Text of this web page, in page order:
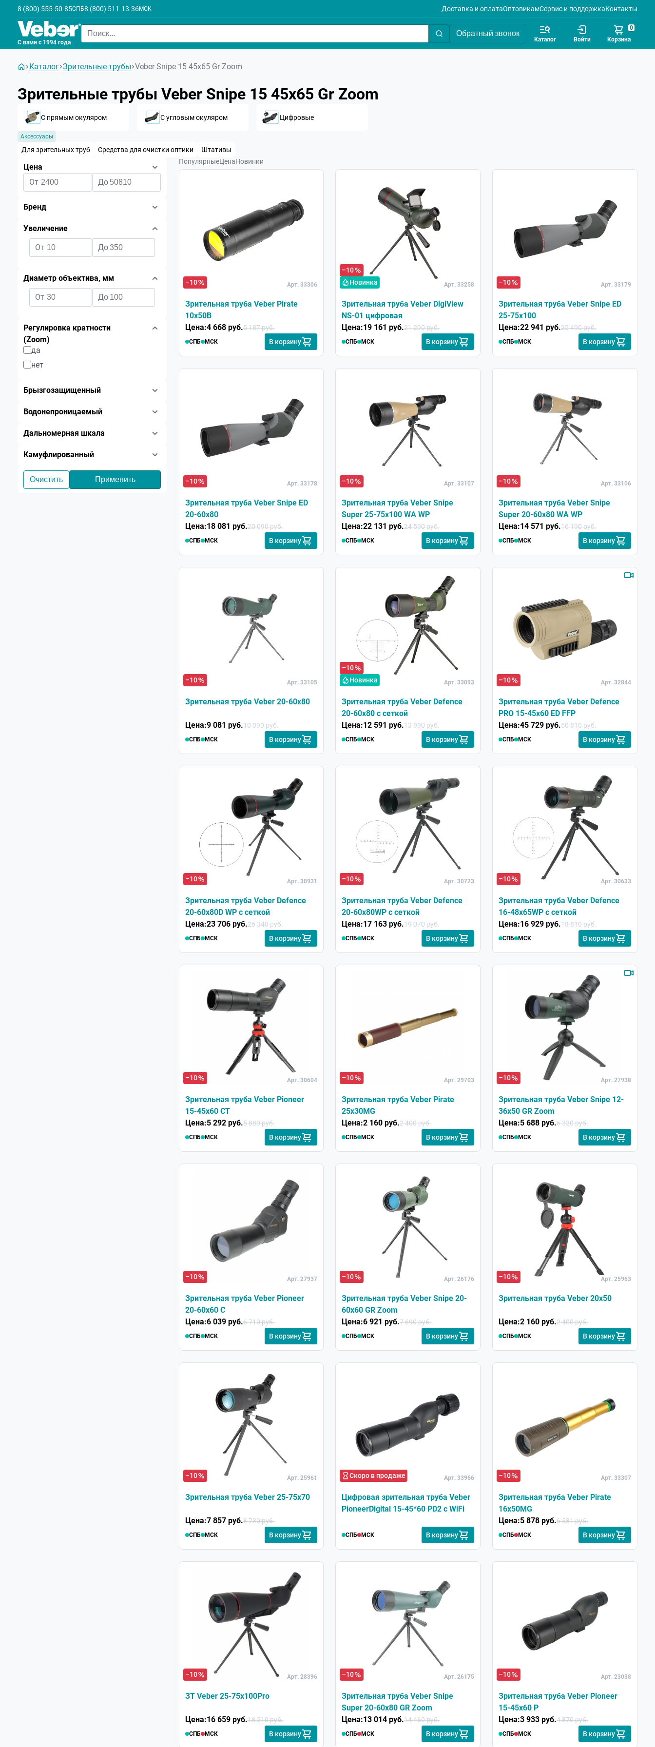
8 (800) 555-50-85СПБ8 (800) 511-13-36МСК Доставка и оплатаОптовикамСервис и поддержкаКонтакты
С вами с 1994 года
Обратный звонок
Каталог Войти Корзина
0
Каталог Зрительные трубы Veber Snipe 15 45x65 Gr Zoom
Зрительные трубы Veber Snipe 15 45x65 Gr Zoom
С прямым окуляром С угловым окуляром Цифровые
Аксессуары
Для зрительных труб Средства для очистки оптики Штативы
Цена
От
До
Бренд
Увеличение
От До
Диаметр объектива, мм
От До
Регулировка кратности
(Zoom)
да
нет
Брызгозащищенный
Водонепроницаемый
Дальномерная шкала
Камуфлированный
ПопулярныеЦенаНовинки
–10 Арт. 33306
Зрительная труба Veber Pirate
10х50B
Цена:4 668 руб.5 187 руб.
СПБ МСК В корзину
–10
Новинка
Арт. 33258
Зрительная труба Veber DigiView
NS-01 цифровая
Цена:19 161 руб.21 290 руб.
СПБ МСК В корзину
–10 Арт. 33179
Зрительная труба Veber Snipe ED
25-75x100
Цена:22 941 руб.25 490 руб.
СПБ МСК В корзину
–10 Арт. 33178
Зрительная труба Veber Snipe ED
20-60x80
Цена:18 081 руб.20 090 руб.
СПБ МСК В корзину
–10 Арт. 33107
Зрительная труба Veber Snipe
Super 25-75x100 WA WP
Цена:22 131 руб.24 590 руб.
СПБ МСК В корзину
–10 Арт. 33106
Зрительная труба Veber Snipe
Super 20-60x80 WA WP
Цена:14 571 руб.16 190 руб.
СПБ МСК В корзину
–10 Арт. 33105
Зрительная труба Veber 20-60x80
Цена:9 081 руб.10 090 руб.
СПБ МСК В корзину
–10
Новинка
Арт. 33093
Зрительная труба Veber Defence
20-60x80 с сеткой
Цена:12 591 руб.13 990 руб.
СПБ МСК В корзину
–10 Арт. 32844
Зрительная труба Veber Defence
PRO 15-45x60 ED FFP
Цена:45 729 руб.50 810 руб.
СПБ МСК В корзину
–10 Арт. 30931
Зрительная труба Veber Defence
20-60x80D WP с сеткой
Цена:23 706 руб.26 340 руб.
СПБ МСК В корзину
–10 Арт. 30723
Зрительная труба Veber Defence
20-60x80WP с сеткой
Цена:17 163 руб.19 070 руб.
СПБ МСК В корзину
–10 Арт. 30633
Зрительная труба Veber Defence
16-48х65WP с сеткой
Цена:16 929 руб.18 810 руб.
СПБ МСК В корзину
–10 Арт. 30604
Зрительная труба Veber Pioneer
15-45x60 CT
Цена:5 292 руб.5 880 руб.
СПБ МСК В корзину
–10 Арт. 29703
Зрительная труба Veber Pirate
25x30MG
Цена:2 160 руб.2 400 руб.
СПБ МСК В корзину
–10 Арт. 27938
Зрительная труба Veber Snipe 12-
36x50 GR Zoom
Цена:5 688 руб.6 320 руб.
СПБ МСК В корзину
–10 Арт. 27937
Зрительная труба Veber Pioneer
20-60x60 C
Цена:6 039 руб.6 710 руб.
СПБ МСК В корзину
–10 Арт. 26176
Зрительная труба Veber Snipe 20-
60x60 GR Zoom
Цена:6 921 руб.7 690 руб.
СПБ МСК В корзину
–10 Арт. 25963
Зрительная труба Veber 20x50
Цена:2 160 руб.2 400 руб.
СПБ МСК В корзину
–10 Арт. 25961
Зрительная труба Veber 25-75x70
Цена:7 857 руб.8 730 руб.
СПБ МСК В корзину
Скоро в продаже Арт. 33966
Цифровая зрительная труба Veber
PioneerDigital 15-45*60 РD2 с WiFi
СПБ МСК В корзину
–10 Арт. 33307
Зрительная труба Veber Pirate
16x50MG
Цена:5 878 руб.6 531 руб.
СПБ МСК В корзину
–10 Арт. 28396
ЗТ Veber 25-75x100Pro
Цена:16 659 руб.18 510 руб.
СПБ МСК В корзину
–10 Арт. 26175
Зрительная труба Veber Snipe
Super 20-60x80 GR Zoom
Цена:13 014 руб.14 460 руб.
СПБ МСК В корзину
–10 Арт. 23038
Зрительная труба Veber Pioneer
15-45x60 Р
Цена:3 933 руб.4 370 руб.
СПБ МСК В корзину